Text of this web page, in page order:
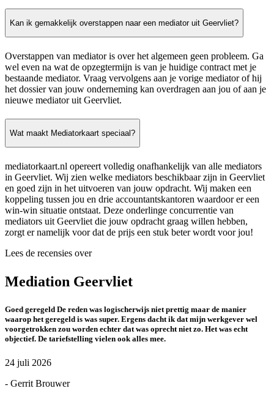
Kan ik gemakkelijk overstappen naar een mediator uit Geervliet?
Overstappen van mediator is over het algemeen geen probleem. Ga
wel even na wat de opzegtermijn is van je huidige contract met je
bestaande mediator. Vraag vervolgens aan je vorige mediator of hij
het dossier van jouw onderneming kan overdragen aan jou of aan je
nieuwe mediator uit Geervliet.
Wat maakt Mediatorkaart speciaal?
mediatorkaart.nl opereert volledig onafhankelijk van alle mediators
in Geervliet. Wij zien welke mediators beschikbaar zijn in Geervliet
en goed zijn in het uitvoeren van jouw opdracht. Wij maken een
koppeling tussen jou en drie accountantskantoren waardoor er een
win-win situatie ontstaat. Deze onderlinge concurrentie van
mediators uit Geervliet die jouw opdracht graag willen hebben,
zorgt er namelijk voor dat de prijs een stuk beter wordt voor jou!
Lees de recensies over
Mediation Geervliet
Goed geregeld De reden was logischerwijs niet prettig maar de manier
waarop het geregeld is was super. Ergens dacht ik dat mijn werkgever wel
voorgetrokken zou worden echter dat was oprecht niet zo. Het was echt
objectief. De tariefstelling vielen ook alles mee.
24 juli 2026
- Gerrit Brouwer